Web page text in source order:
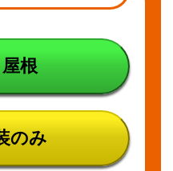
根
のみ